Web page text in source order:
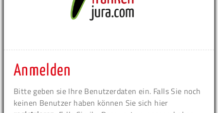
Anmelden
Bitte geben sie Ihre Benutzerdaten ein. Falls Sie noch
keinen Benutzer haben können Sie sich hier